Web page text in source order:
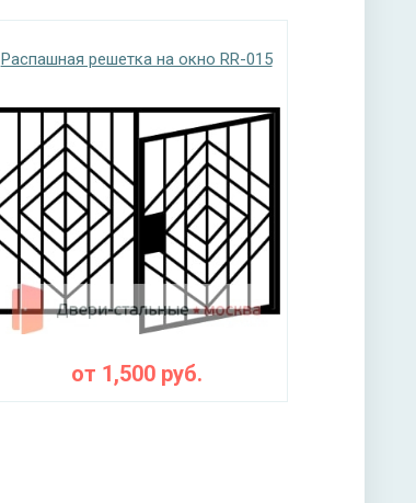
Распашная решетка на окно RR-015
от 1,500руб.